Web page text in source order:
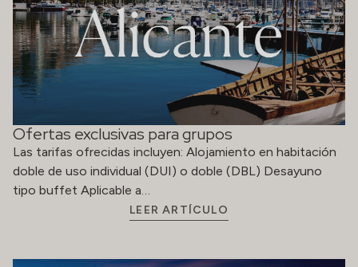
Ofertas exclusivas para grupos
Las tarifas ofrecidas incluyen: Alojamiento en habitación
doble de uso individual (DUI) o doble (DBL) Desayuno
tipo buffet Aplicable a…
LEER ARTÍCULO